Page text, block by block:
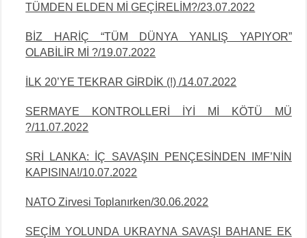
TÜMDEN ELDEN MİGEÇİRELİM?/23.07.2022
BİZ HARİÇ “TÜM DÜNYA YANLIŞ YAPIYOR”
OLABİLİR Mİ ?/19.07.2022
İLK 20’YE TEKRAR GİRDİK (!) /14.07.2022
SERMAYE KONTROLLERİ İYİ Mİ KÖTÜ MÜ
?/11.07.2022
SRİ LANKA: İÇ SAVAŞIN PENÇESİNDEN IMF’NİN
KAPISINA!/10.07.2022
NATO Zirvesi Toplanırken/30.06.2022
SEÇİM YOLUNDA UKRAYNA SAVAŞI BAHANE EK